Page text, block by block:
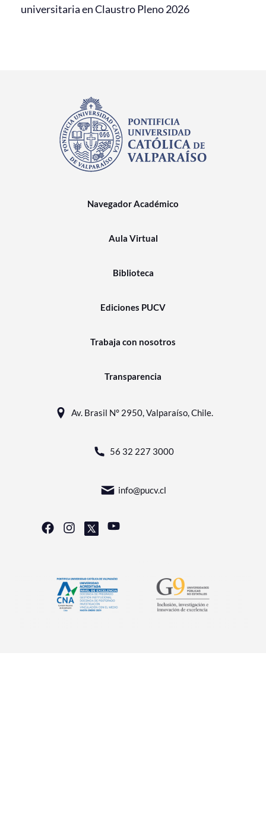
universitaria en Claustro Pleno 2026
Navegador Académico
Aula Virtual
Biblioteca
Ediciones PUCV
Trabaja con nosotros
Transparencia
Av. Brasil N° 2950, Valparaíso, Chile.
56 32 227 3000
info@pucv.cl